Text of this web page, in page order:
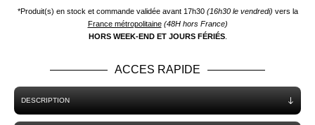
*Produit(s) en stock et commande validée avant 17h30 (16h30 le vendredi) vers la
France métropolitaine (48H hors France)
HORS WEEK-END ET JOURS FÉRIÉS.
ACCES RAPIDE
DESCRIPTION